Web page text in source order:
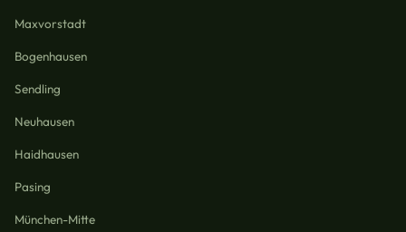
Maxvorstadt
Bogenhausen
Sendling
Neuhausen
Haidhausen
Pasing
München-Mitte